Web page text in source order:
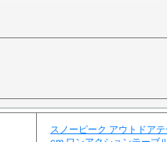
スノーピーク アウトドア